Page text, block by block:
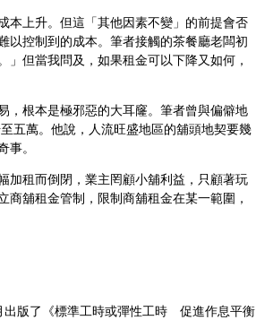
本上升。但這「其他因素不變」的前提會否
以控制到的成本。筆者接觸的茶餐廳老闆初
但當我問及，如果租金可以下降又如何，
，根本是極邪惡的大耳窿。筆者曾與偏僻地
五萬。他說，人流旺盛地區的舖頭地契要幾
。
加租而倒閉，業主罔顧小舖利益，只顧著玩
舖租金管制，限制商舖租金在某一範圍，
出版了《標準工時或彈性工時 促進作息平衡